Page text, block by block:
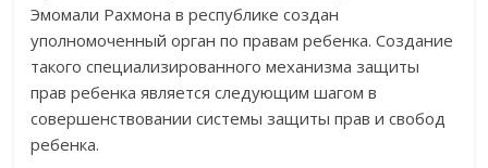
Эмомали Рахмона в республике создан
уполномоченный орган по правам ребенка. Создание
такого специализированного механизма защиты
прав ребенка является следующим шагом в
совершенствовании системы защиты прав и свобод
ребенка.